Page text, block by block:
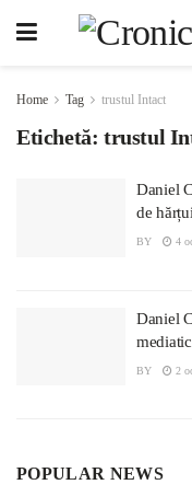
Home Tag trustul Intact
Etichetă: trustul
Daniel
de
BY 4
Daniel
BY 2
POPULAR NEWS